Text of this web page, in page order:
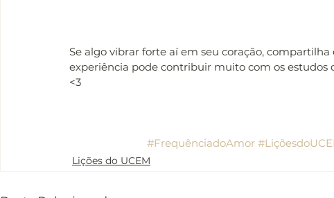
Se algo vibrar forte aí em seu coração,
experiência pode contribuir muito com os
<3
#FrequênciadoAmor
Lições do UCEM